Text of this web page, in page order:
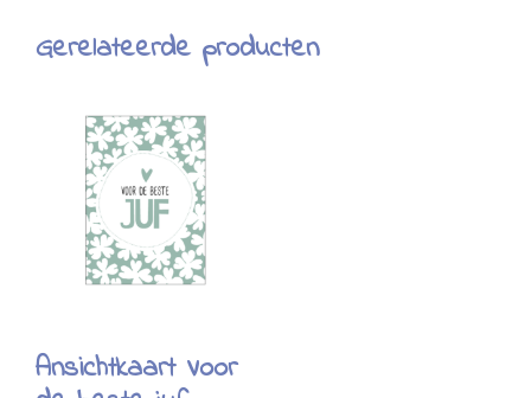
Gerelateerde producten
Ansichtkaart Voor